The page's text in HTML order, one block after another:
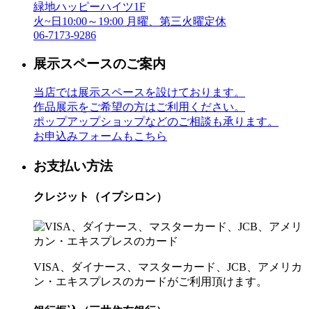
緑地ハッピーハイツ1F
火~日10:00～19:00 月曜、第三火曜定休
06-7173-9286
展示スペースのご案内
当店では展示スペースを設けております。
作品展示をご希望の方はご利用ください。
ポップアップショップなどのご相談も承ります。
お申込みフォームもこちら
お支払い方法
クレジット（イプシロン）
VISA、ダイナース、マスターカード、JCB、アメリカ
ン・エキスプレスのカードがご利用頂けます。